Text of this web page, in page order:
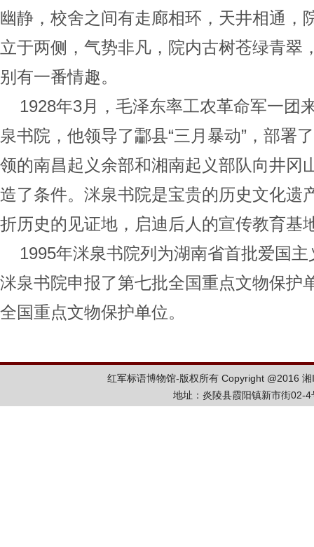
幽静，校舍之间有走廊相环，天井相通，
立于两侧，气势非凡，院内古树苍绿青翠
别有一番情趣。
1928年3月，毛泽东率工农革命军一团
泉书院，他领导了酃县“三月暴动”，部署
领的南昌起义余部和湘南起义部队向井冈
造了条件。洣泉书院是宝贵的历史文化遗
折历史的见证地，启迪后人的宣传教育基
1995年洣泉书院列为湖南省首批爱国
洣泉书院申报了第七批全国重点文物保护
全国重点文物保护单位。
红军标语博物馆-版权所有 Copyright @2016 湘
地址：炎陵县霞阳镇新市街